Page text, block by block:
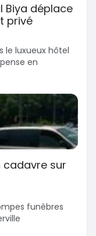
Biya déplace
privé
le luxueux hôtel
en
cadavre sur
funèbres